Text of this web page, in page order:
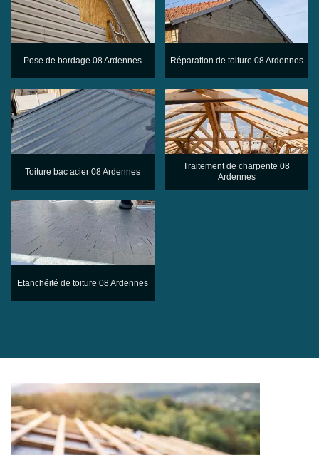
Pose de bardage 08 Ardennes Réparation de toiture 08 Ardennes
Toiture bac acier 08 Ardennes
Traitement de charpente 08
Ardennes
Etanchéité de toiture 08 Ardennes